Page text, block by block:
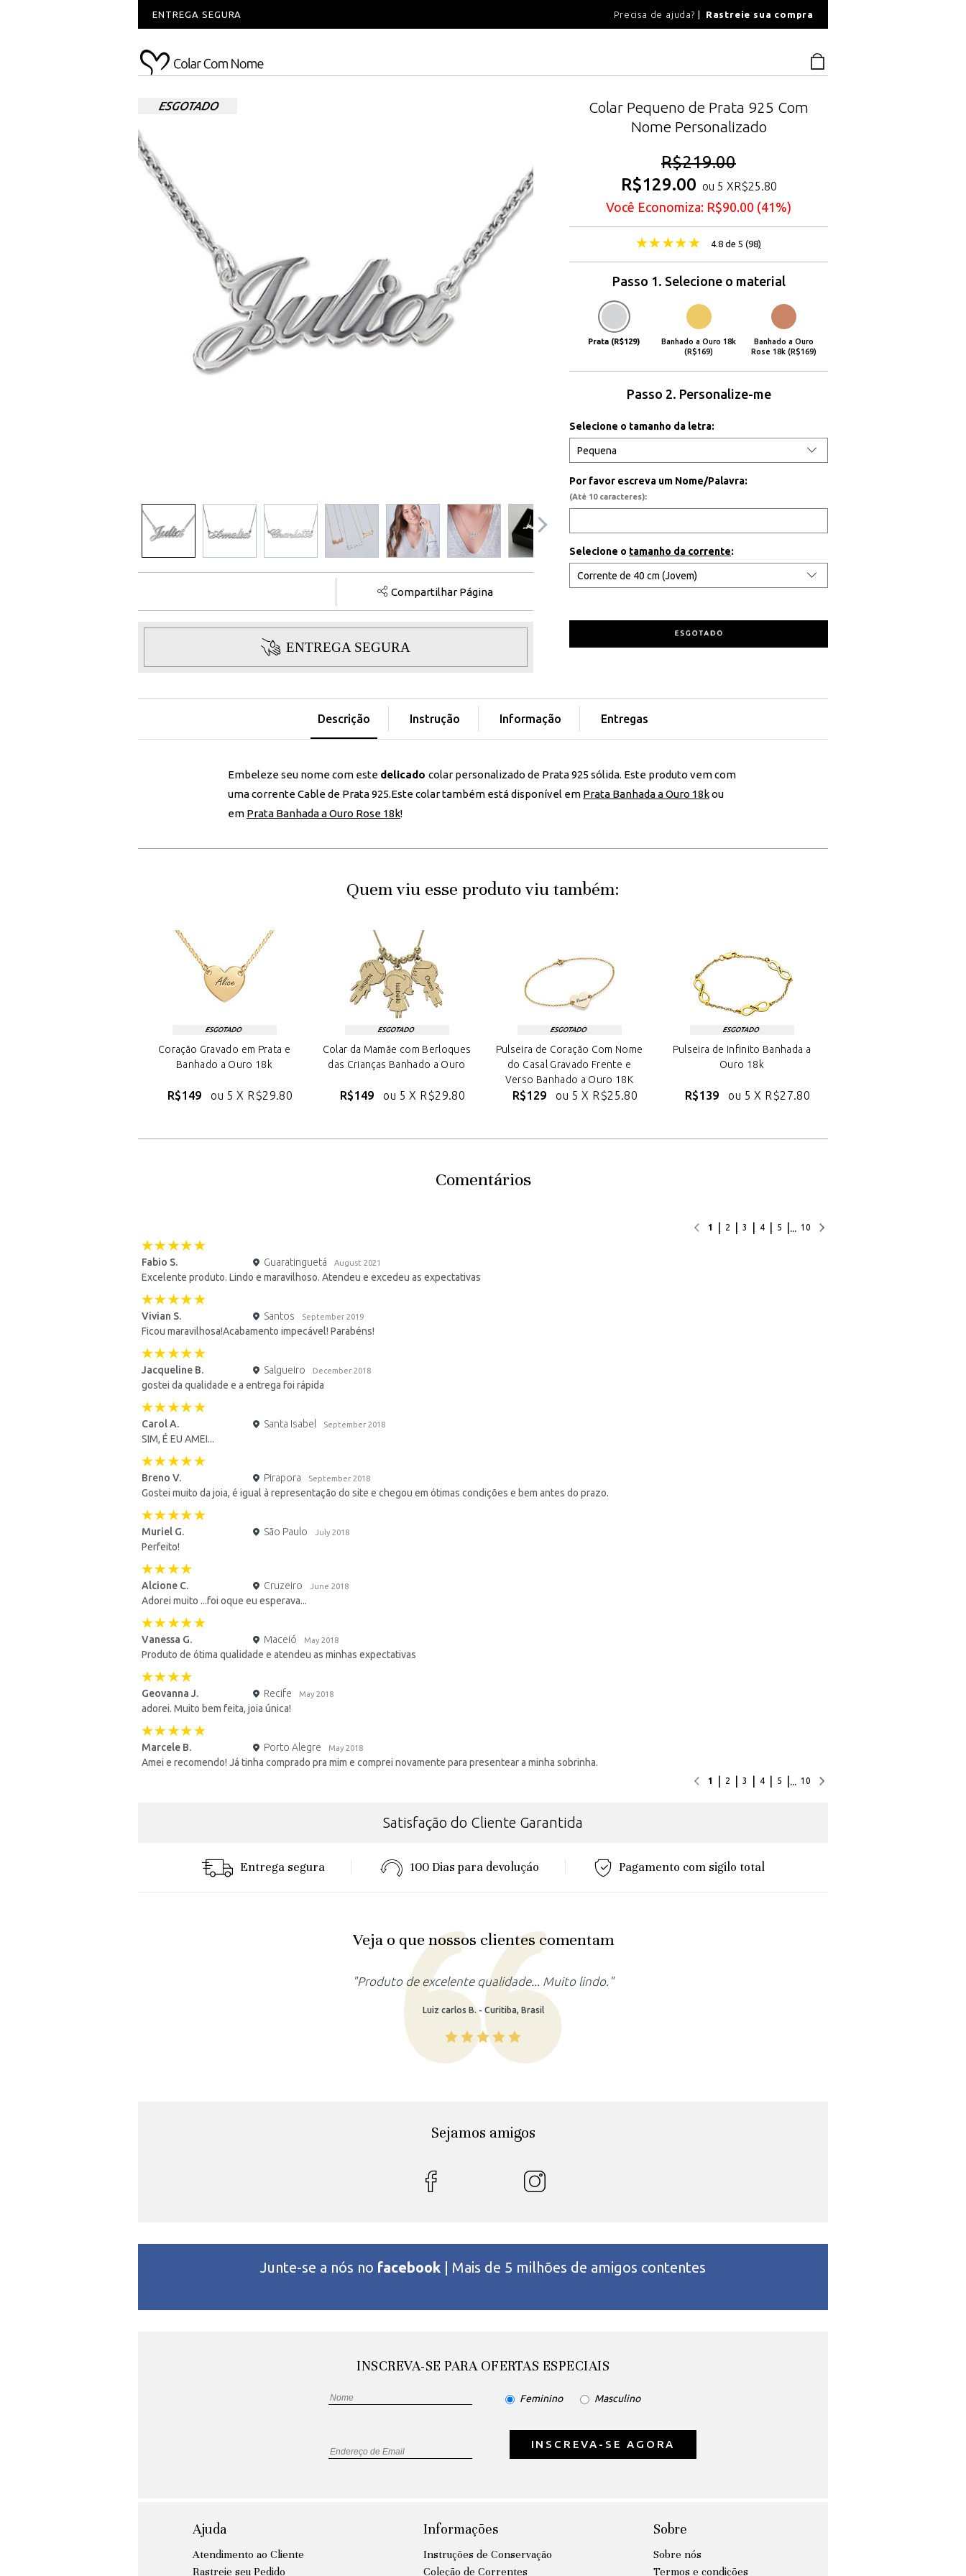
ENTREGA SEGURA 100 DIAS PARA DEVOLUÇÃOPrecisa de ajuda? Rastreie sua compra
Compartilhar Página
ENTREGA SEGURA
Colar Pequeno de Prata 925 Com
Nome Personalizado
R$219.00
R$129.00 ou 5 XR$25.80
Você Economiza: R$90.00 (41%)
4.8 de 5 (98)
Passo 1. Selecione o material
Prata (R$129)
Banhado a Ouro 18k
(R$169)
Banhado a Ouro
Rose 18k (R$169)
Passo 2. Personalize-me
Selecione o tamanho da letra:
Por favor escreva um Nome/Palavra:
(Até 10 caracteres):
Selecione o tamanho da corrente:
Descrição Instrução Informação Entregas
Embeleze seu nome com este delicado colar personalizado de Prata 925 sólida. Este produto vem com
uma corrente Cable de Prata 925.Este colar também está disponível em Prata Banhada a Ouro 18kou
em Prata Banhada a Ouro Rose 18k!
Quem viu esse produto viu também:
Coração Gravado em Prata e
Banhado a Ouro 18k
R$149 ou 5 X R$29.80
Colar da Mamãe com Berloques
das Crianças Banhado a Ouro
R$149 ou 5 X R$29.80
Pulseira de Coração Com Nome
do Casal Gravado Frente e
Verso Banhado a Ouro 18K
R$129 ou 5 X R$25.80
Pulseira de Infinito Banhada a
Ouro 18k
R$139 ou 5 X R$27.80
Comentários
1 2 3 4 5 ... 10
Fabio S. Guaratinguetá August 2021
Excelente produto. Lindo e maravilhoso. Atendeu e excedeu as expectativas
Vivian S. Santos September 2019
Ficou maravilhosa!Acabamento impecável! Parabéns!
Jacqueline B. Salgueiro December 2018
gostei da qualidade e a entrega foi rápida
Carol A. Santa Isabel September 2018
SIM, É EU AMEI...
Breno V. Pirapora September 2018
Gostei muito da joia, é igual à representação do site e chegou em ótimas condições e bem antes do prazo.
Muriel G. São Paulo July 2018
Perfeito!
Alcione C. Cruzeiro June 2018
Adorei muito ...foi oque eu esperava...
Vanessa G. Maceió May 2018
Produto de ótima qualidade e atendeu as minhas expectativas
Geovanna J. Recife May 2018
adorei. Muito bem feita, joia única!
Marcele B. Porto Alegre May 2018
Amei e recomendo! Já tinha comprado pra mim e comprei novamente para presentear a minha sobrinha.
1 2 3 4 5 ... 10
Satisfação do Cliente Garantida
Entrega segura 100 Dias para devoluçáo Pagamento com sigilo total
Veja o que nossos clientes comentam
"Produto lindo, atendeu as minhas expectativas."
Rafaela M. - Recife, Brasil
Sejamos amigos
Junte-se a nós no facebook | Mais de 5 milhões de amigos contentes
INSCREVA-SE PARA OFERTAS ESPECIAIS
Feminino Masculino
INSCREVA-SE AGORA
Ajuda
Atendimento ao Cliente
Rastreie seu Pedido
Informações
Instruções de Conservação
Coleção de Correntes
Sobre
Sobre nós
Termos e condições